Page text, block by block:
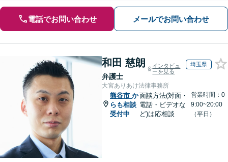
電話でお問い合わせ メールでお問い合わせ
和田 慈朗
弁護士
インタビュ
ーを見る
埼玉県
大宮ありあけ法律事務所
熊谷市 か
らも相談
受付中
面談方法(対面・
電話・ビデオな
ど)は応相談
営業時間：0
9:00~20:00
（平日）